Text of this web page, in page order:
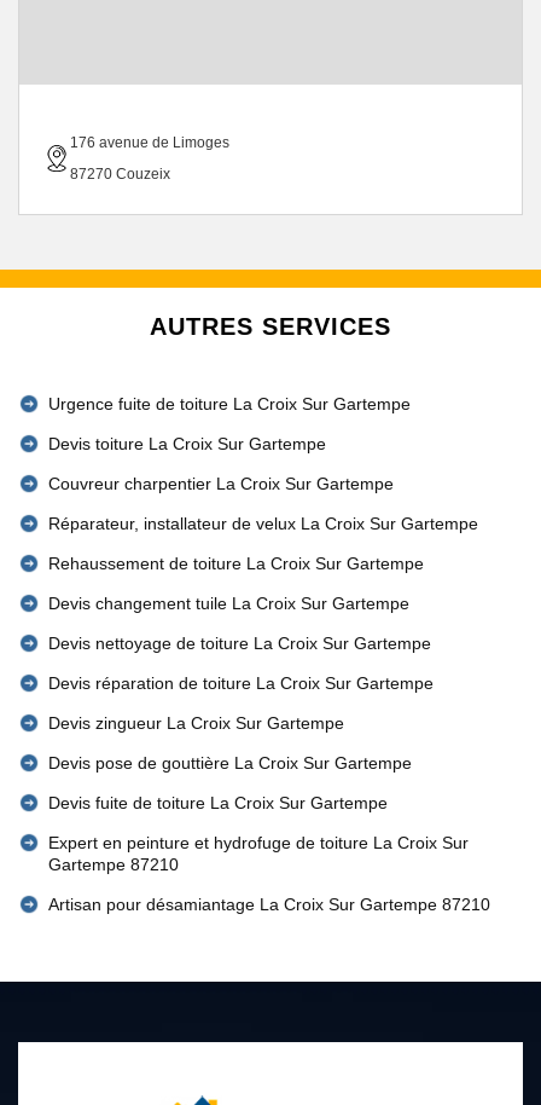
176 avenue de Limoges
87270 Couzeix
AUTRES SERVICES
Urgence fuite de toiture La Croix Sur Gartempe
Devis toiture La Croix Sur Gartempe
Couvreur charpentier La Croix Sur Gartempe
Réparateur, installateur de velux La Croix Sur Gartempe
Rehaussement de toiture La Croix Sur Gartempe
Devis changement tuile La Croix Sur Gartempe
Devis nettoyage de toiture La Croix Sur Gartempe
Devis réparation de toiture La Croix Sur Gartempe
Devis zingueur La Croix Sur Gartempe
Devis pose de gouttière La Croix Sur Gartempe
Devis fuite de toiture La Croix Sur Gartempe
Expert en peinture et hydrofuge de toiture La Croix Sur
Gartempe 87210
Artisan pour désamiantage La Croix Sur Gartempe 87210